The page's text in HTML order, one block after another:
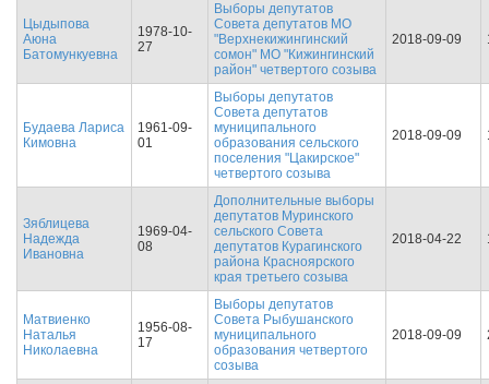
Цыдыпова
Аюна
Батомункуевна
1978-10-
27
Выборы депутатов
Совета депутатов МО
"Верхнекижингинский
сомон" МО "Кижингинский
район" четвертого созыва
2018-09-09
Будаева Лариса
Кимовна
1961-09-
01
Выборы депутатов
Совета депутатов
муниципального
образования сельского
поселения "Цакирское"
четвертого созыва
2018-09-09
Зяблицева
Надежда
Ивановна
1969-04-
08
Дополнительные выборы
депутатов Муринского
сельского Совета
депутатов Курагинского
района Красноярского
края третьего созыва
2018-04-22
Матвиенко
Наталья
Николаевна
1956-08-
17
Выборы депутатов
Совета Рыбушанского
муниципального
образования четвертого
созыва
2018-09-09